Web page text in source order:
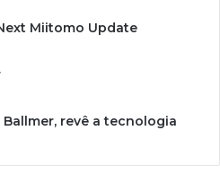
Miitomo Update
revê a tecnologia